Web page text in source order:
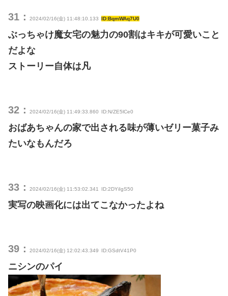
31： 2024/02/16(金) 11:48:10.133 ID:BqmWAq7U0
ぶっちゃけ魔女宅の魅力の90割はキキが可愛いこと
だよな
ストーリー自体は凡
32： 2024/02/16(金) 11:49:33.860 ID:N/ZE5lCe0
おばあちゃんの家で出される味が薄いゼリー菓子み
たいなもんだろ
33： 2024/02/16(金) 11:53:02.341 ID:2DYiIgS50
実写の映画化には出てこなかったよね
39： 2024/02/16(金) 12:02:43.349 ID:GSdtV41P0
ニシンのパイ